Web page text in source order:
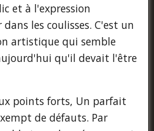
et à l'expression
dans les coulisses. C'est un
artistique qui semble
qu'il devait l'être
points forts, Un parfait
de défauts. Par